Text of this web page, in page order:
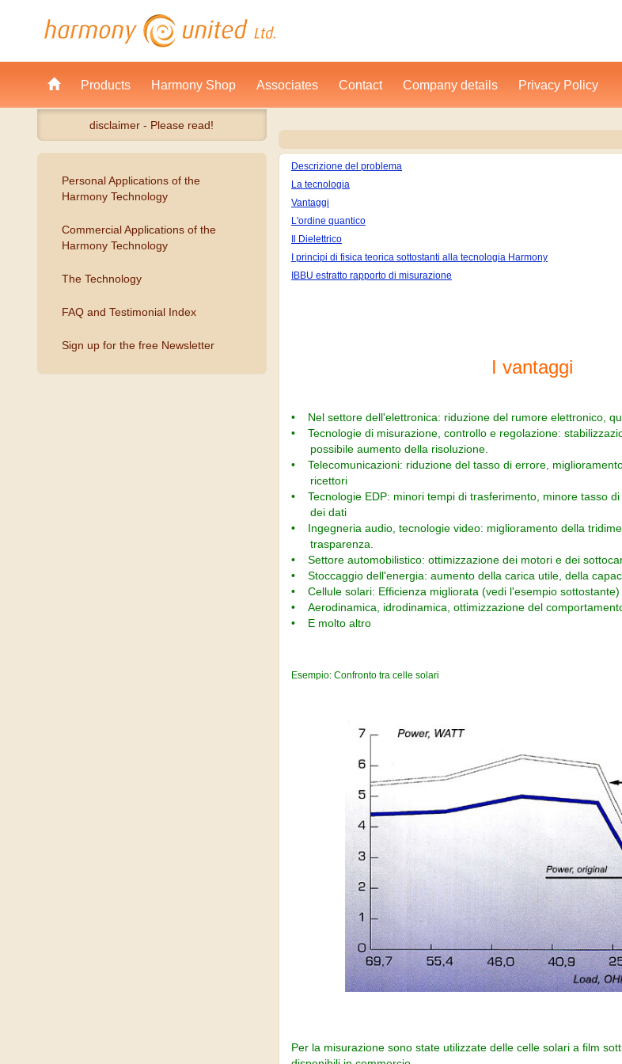
disclaimer - Please read!
Descrizione del problema
La tecnologia
Vantaggi
L'ordine quantico
Il Dielettrico
I principi di fisica teorica sottostanti alla tecnologia Harmony
IBBU estratto rapporto di misurazione
I vantaggi
• Nel settore dell'elettronica: riduzione del rumore elettronico,
• Tecnologie di misurazione, controllo e regolazione:
possibile aumento della risoluzione.
• Telecomunicazioni: riduzione del tasso di errore,
ricettori
• Tecnologie EDP: minori tempi di trasferimento, minore tasso
dei dati
• Ingegneria audio, tecnologie video: miglioramento della
trasparenza.
• Settore automobilistico: ottimizzazione dei motori e dei
• Stoccaggio dell'energia: aumento della carica utile, della
• Cellule solari: Efficienza migliorata (vedi l'esempio sottostante)
• Aerodinamica, idrodinamica, ottimizzazione del
• E molto altro
Esempio: Confronto tra celle solari
Per la misurazione sono state utilizzate delle celle solari a film
Personal Applications of the
Harmony Technology
Commercial Applications of the
Harmony Technology
The Technology
FAQ and Testimonial Index
Sign up for the free Newsletter
Products Harmony Shop Associates Contact Company details Privacy Policy